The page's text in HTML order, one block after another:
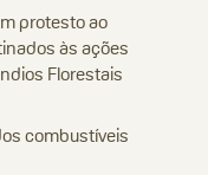
protesto ao
às ações
Florestais
combustíveis